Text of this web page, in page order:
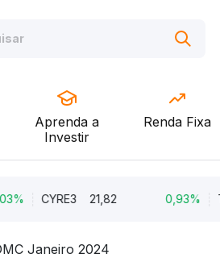
Aprenda a
Investir
Renda Fixa
CYRE3 21,82 0,93%
Janeiro 2024